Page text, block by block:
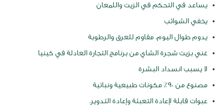
يساعد في التحكم في الزيت واللمعان
يخفي الشوائب
يدوم طوال اليوم، مقاوم للعرق والرطوبة
غني بزيت شجرة الشاي من برنامج التجارة العادلة في كينيا
لا يسبب انسداد البشرة
مصنوع من 90٪ مكونات طبيعية ونباتية
عبوات قابلة لإعادة التعبئة وإعادة التدوير.